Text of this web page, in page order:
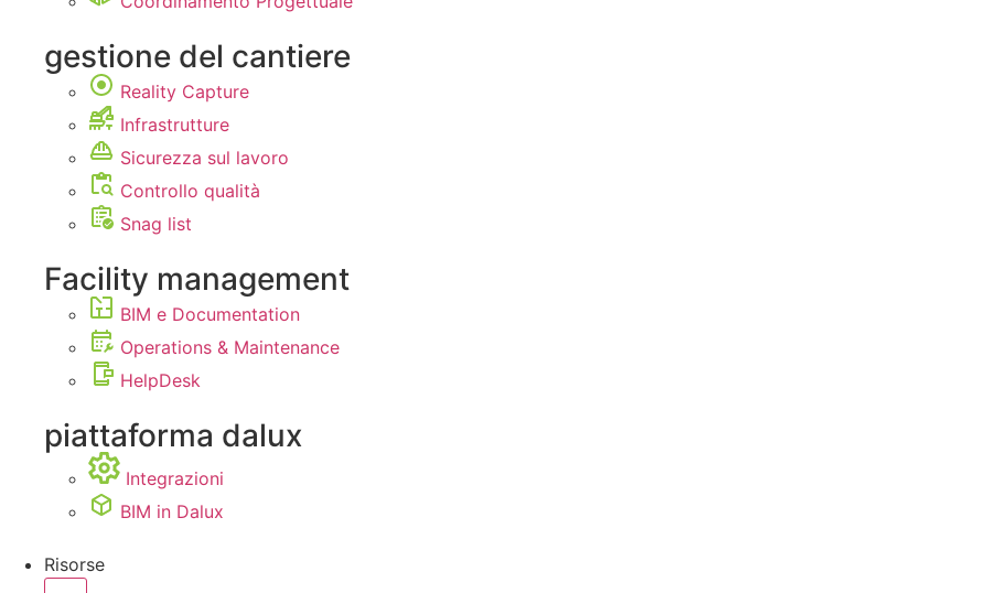
gestione del cantiere
Reality Capture
Infrastrutture
Sicurezza sul lavoro
Controllo qualità
Snag list
Facility management
BIM e Documentation
Operations & Maintenance
HelpDesk
piattaforma dalux
Integrazioni
BIM in Dalux
Risorse